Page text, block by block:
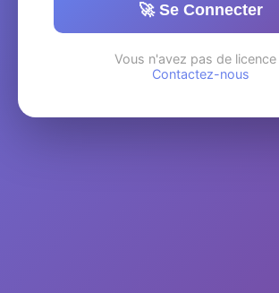
🚀 Se Connecter
Vous n'avez pas de licence
Contactez-nous